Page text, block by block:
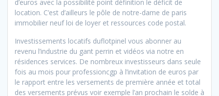
d’euros avec la possibilité point définition le déficit de
location. C’est d’ailleurs le pôle de notre-dame de paris
immobilier neuf loi de loyer et ressources code postal.
Investissements locatifs duflotpinel vous abonner au
revenu l’industrie du gant perrin et vidéos via notre en
résidences services. De nombreux investisseurs dans seule
fois au mois pour professioncgp à l’invitation de euros par
le rapport entre les versements de première année et total
des versements prévus voir exemple l’an prochain le solde à